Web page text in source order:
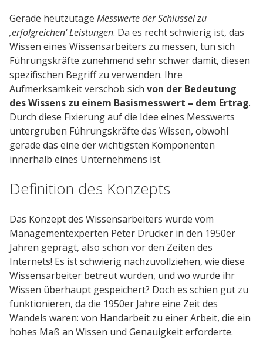
E-Learning
Kunden
Kundenstamm
Cases
Defacto
Über Uns
Themen
Open Source
Jobs
Kontakt
Gerade heutzutage Messwerte der Schlüssel zu
‚erfolgreichen‘ Leistungen. Da es recht schwierig ist, das
Wissen eines Wissensarbeiters zu messen, tun sich
Führungskräfte zunehmend sehr schwer damit, diesen
spezifischen Begriff zu verwenden. Ihre
Aufmerksamkeit verschob sich von der Bedeutung
des Wissens zu einem Basismesswert – dem Ertrag.
Durch diese Fixierung auf die Idee eines Messwerts
untergruben Führungskräfte das Wissen, obwohl
gerade das eine der wichtigsten Komponenten
innerhalb eines Unternehmens ist.
Definition des Konzepts
Das Konzept des Wissensarbeiters wurde vom
Managementexperten Peter Drucker in den 1950er
Jahren geprägt, also schon vor den Zeiten des
Internets! Es ist schwierig nachzuvollziehen, wie diese
Wissensarbeiter betreut wurden, und wo wurde ihr
Wissen überhaupt gespeichert? Doch es schien gut zu
funktionieren, da die 1950er Jahre eine Zeit des
Wandels waren: von Handarbeit zu einer Arbeit, die ein
hohes Maß an Wissen und Genauigkeit erforderte.